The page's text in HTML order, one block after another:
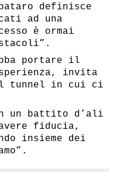
definisce
ad una
è ormai
portare il
invita
tunnel in cui ci
un battito d’ali
fiducia,
insieme dei